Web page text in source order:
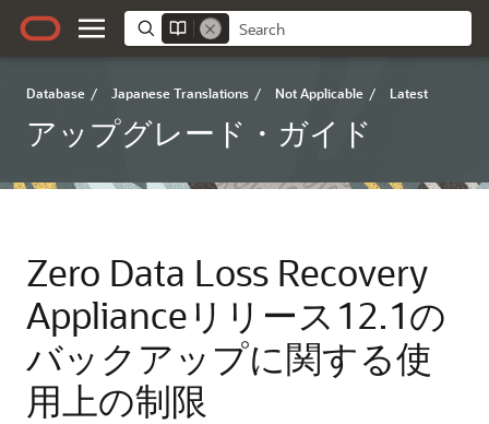
Database / Japanese Translations / Not Applicable / Latest
アップグレード・ガイド
Zero Data Loss Recovery
Applianceリリース12.1の
バックアップに関する使
用上の制限